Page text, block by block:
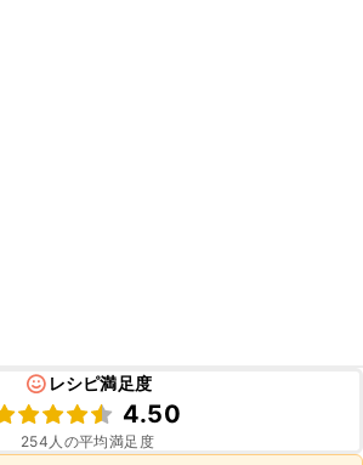
レシピ満足度
4.50
254 人の平均満足度